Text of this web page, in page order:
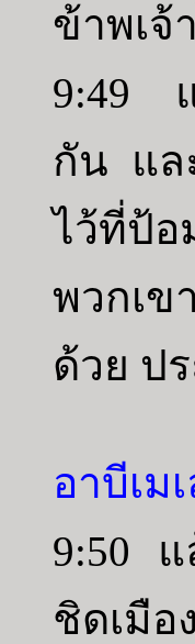
ข้าพเจ้
9:49
กัน แล
ไว้ที่ป้
พวกเ
ด้วย ป
อาบีเม
9:50 แ
ชิดเมือ